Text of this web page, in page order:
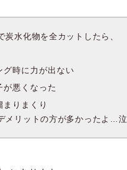
炭水化物を全カットしたら、
グ時に力が出ない
が悪くなった
まりまくり
メリットの方が多かったよ…泣